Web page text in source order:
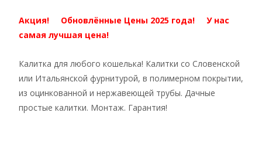
Акция! Обновлённые Цены 2025 года! У нас
самая лучшая цена!
Калитка для любого кошелька! Калитки со Словенской
или Итальянской фурнитурой, в полимерном покрытии,
из оцинкованной и нержавеющей трубы. Дачные
простые калитки. Монтаж. Гарантия!